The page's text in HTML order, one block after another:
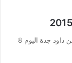
عروض بن داود جدة اليوم 8 اكتوبر 2015 عروض بن داود جدة اليوم 8